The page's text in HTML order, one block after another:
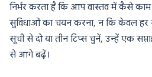
निर्भर करता है कि आप वास्तव में कैसे
सुविधाओं का चयन करना, न कि केवल हर
सूची से दो या तीन टिप्स चुनें, उन्हें एक
से आगे बढ़ें।